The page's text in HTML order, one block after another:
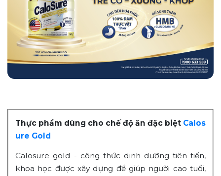
Thực phẩm dùng cho chế độ ăn đặc biệt Calos
ure Gold
Calosure gold - công thức dinh dưỡng tiên tiến,
khoa học được xây dựng để giúp người cao tuổi,